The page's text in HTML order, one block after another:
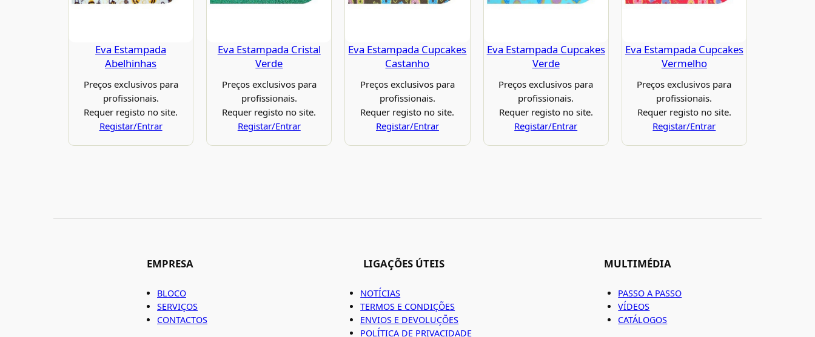
Eva Estampada
Abelhinhas
Preços exclusivos para
profissionais.
Requer registo no site.
Registar/Entrar
Eva Estampada Cristal
Verde
Preços exclusivos para
profissionais.
Requer registo no site.
Registar/Entrar
Eva Estampada Cupcakes
Castanho
Preços exclusivos para
profissionais.
Requer registo no site.
Registar/Entrar
Eva Estampada Cupcakes
Verde
Preços exclusivos para
profissionais.
Requer registo no site.
Registar/Entrar
Eva Estampada Cupcakes
Vermelho
Preços exclusivos para
profissionais.
Requer registo no site.
Registar/Entrar
EMPRESA
BLOCO
SERVIÇOS
CONTACTOS
LIGAÇÕES ÚTEIS
NOTÍCIAS
TERMOS E CONDIÇÕES
ENVIOS E DEVOLUÇÕES
POLÍTICA DE PRIVACIDADE
MULTIMÉDIA
PASSO A PASSO
VÍDEOS
CATÁLOGOS